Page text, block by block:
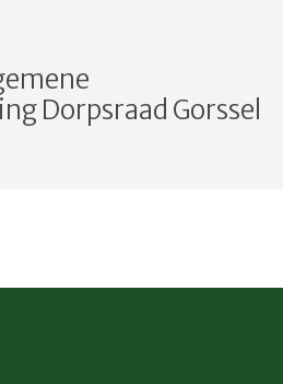
Dorpsraad Gorssel